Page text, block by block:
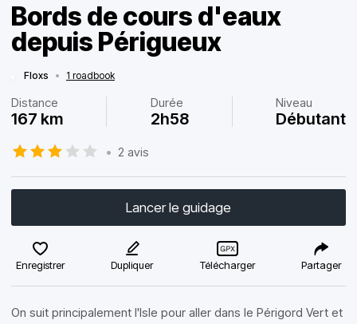
Bords de cours d'eaux
depuis Périgueux
Floxs • 1 roadbook
Distance
167 km
Durée
2h58
Niveau
Débutant
• 2 avis
Lancer le guidage
Enregistrer Dupliquer Télécharger Partager
On suit principalement l'Isle pour aller dans le Périgord Vert et